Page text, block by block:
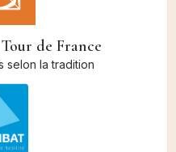
de France
selon la tradition